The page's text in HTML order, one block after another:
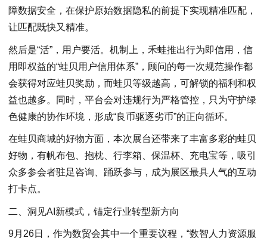
障数据安全，在保护原始数据隐私的前提下实现精准匹配，
让匹配既快又精准。
然后是“活”，用户要活。机制上，禾蛙推出行为即信用，信
用即权益的“蛙贝用户信用体系”，顾问的每一次规范操作都
会获得对应蛙贝奖励，而蛙贝等级越高，可解锁的福利和权
益也越多。同时，平台会对违规行为严格管控，只为守护绿
色健康的协作环境，形成“良币驱逐劣币”的正向循环。
在蛙贝商城的好物方面，本次展台还带来了丰富多彩的蛙贝
好物，有帆布包、抱枕、行李箱、保温杯、充电宝等，吸引
众多参会者驻足咨询、踊跃参与，成为展区最具人气的互动
打卡点。
二、洞见AI新模式，锚定行业转型新方向
9月26日，作为数贸会其中一个重要议程，“数智人力资源服